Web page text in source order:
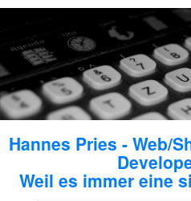
Hannes Pries - Web/
Weil es immer eine